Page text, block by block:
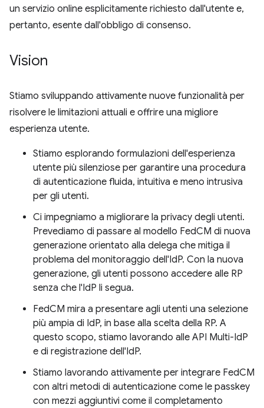
un servizio online esplicitamente richiesto dall'utente e,
pertanto, esente dall'obbligo di consenso.
Vision
Stiamo sviluppando attivamente nuove funzionalità per
risolvere le limitazioni attuali e offrire una migliore
esperienza utente.
Stiamo esplorando formulazioni dell'esperienza
utente più silenziose per garantire una procedura
di autenticazione fluida, intuitiva e meno intrusiva
per gli utenti.
Ci impegniamo a migliorare la privacy degli utenti.
Prevediamo di passare al modello FedCM di nuova
generazione orientato alla delega che mitiga il
problema del monitoraggio dell'IdP. Con la nuova
generazione, gli utenti possono accedere alle RP
senza che l'IdP li segua.
FedCM mira a presentare agli utenti una selezione
più ampia di IdP, in base alla scelta della RP. A
questo scopo, stiamo lavorando alle API Multi-IdP
e di registrazione dell'IdP.
Stiamo lavorando attivamente per integrare FedCM
con altri metodi di autenticazione come le passkey
con mezzi aggiuntivi come il completamento